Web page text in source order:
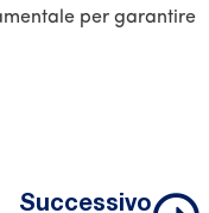
per garantire
Successivo